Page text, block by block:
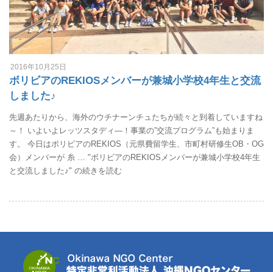
2016年10月25日
ボリビアのREKIOSメンバーが兼城小学校4年生と交流
しました♪
先週あたりから、海外のウチナーンチュたちが続々と到着していますね
～！ いよいよレッツスタディ―！事業の”交流プログラム”も始まりま
す。 今日はボリビアのREKIOS（元県費留学生、市町村研修生OB・OG
会）メンバーが 糸 … "ボリビアのREKIOSメンバーが兼城小学校4年生
と交流しました♪" の続きを読む